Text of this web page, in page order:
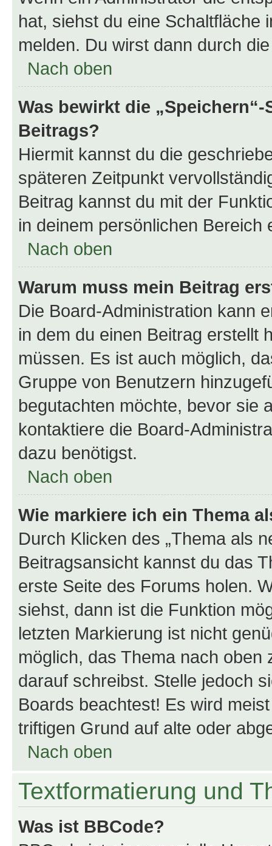
hat, siehst du eine Schaltfläche
melden. Du wirst dann durch
Nach oben
Was bewirkt die
Beitrags?
Hiermit kannst du die
späteren Zeitpunkt
Beitrag kannst du mit der
in deinem persönlichen Bereich
Nach oben
Warum muss mein Beitrag
Die Board-Administration kann
in dem du einen Beitrag erstellt
müssen. Es ist auch möglich,
Gruppe von Benutzern
begutachten möchte, bevor sie
kontaktiere die Board-
dazu benötigst.
Nach oben
Wie markiere ich ein Thema
Durch Klicken des „Thema als
Beitragsansicht kannst du das
erste Seite des Forums holen.
siehst, dann ist die Funktion
letzten Markierung ist nicht
möglich, das Thema nach oben
darauf schreibst. Stelle jedoch
Boards beachtest! Es wird
triftigen Grund auf alte oder
Nach oben
Textformatierung und
Was ist BBCode?